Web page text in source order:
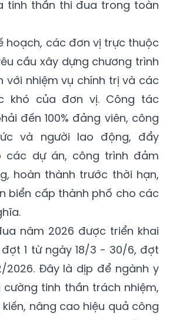
rộng các điển hình tiên tiến,
việc tốt”, biểu dương kịp
tinh thần thi đua trong toàn
hoạch, các đơn vị trực thuộc
cầu xây dựng chương trình
với nhiệm vụ chính trị và các
khó của đơn vị. Công tác
đến 100% đảng viên, công
và người lao động, đẩy
các dự án, công trình đảm
hoàn thành trước thời hạn,
biển cấp thành phố cho các
năm 2026 được triển khai
1 từ ngày 18/3 - 30/6, đợt
2026. Đây là dịp để ngành y